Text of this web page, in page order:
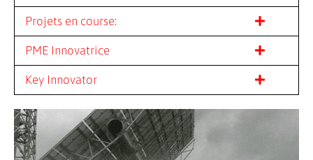
Projets en course:
PME Innovatrice
Key Innovator